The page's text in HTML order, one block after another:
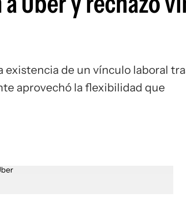
existencia de un vínculo laboral
aprovechó la flexibilidad que